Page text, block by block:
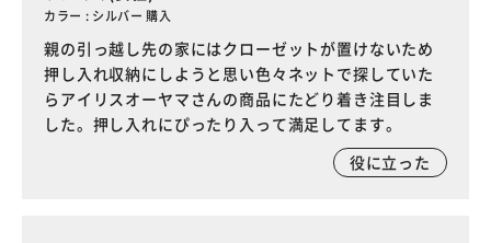
カラー : シルバー 購入
親の引っ越し先の家にはクローゼットが置けないため
押し入れ収納にしようと思い色々ネットで探していた
らアイリスオーヤマさんの商品にたどり着き注目しま
した。押し入れにぴったり入って満足してます。
役に立った